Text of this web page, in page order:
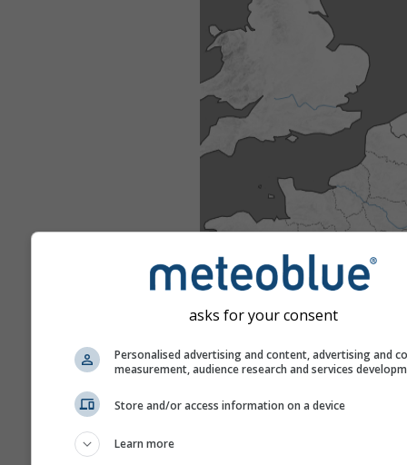
asks for your consent
Personalised advertising and content, advertising and
measurement, audience research and services
Store and/or access information on a device
Learn more